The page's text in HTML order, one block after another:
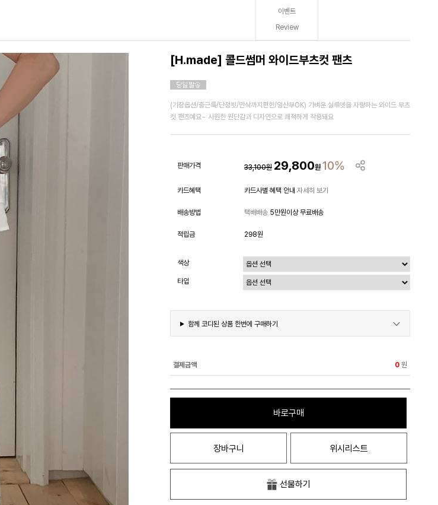
이벤트
Review
[H.made] 콜드썸머 와이드부츠컷 팬츠
(기장옵션/출근룩/단정핏/만삭까지편한/임산부OK) 가벼운 실루엣을 자랑하는 와이드 부츠
컷 팬츠예요~ 시원한 원단감과 디자인으로 쾌적하게 착용돼요
판매가격 33,100원 29,800원 10%
카드혜택 카드사별 혜택 안내 자세히 보기
배송방법 택배배송 5만원이상 무료배송
적립금 298원
색상
타입
함께 코디된 상품 한번에 구매하기
결제금액 0 원
바로구매
장바구니 위시리스트
선물하기